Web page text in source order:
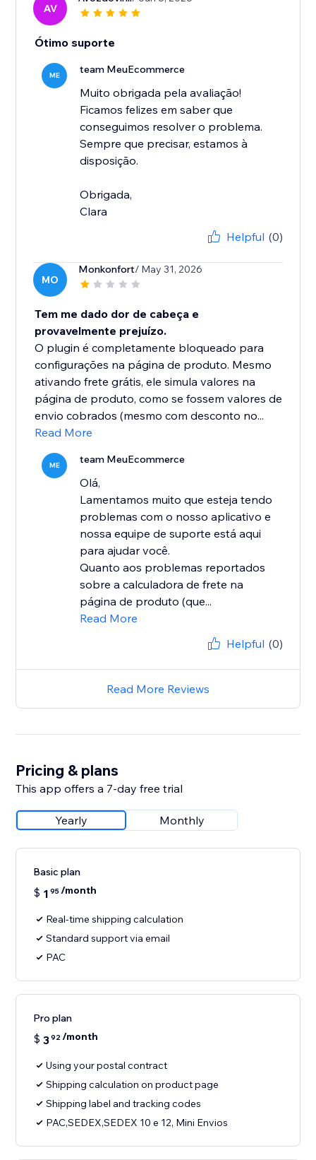
AV
Ótimo suporte
ME team MeuEcommerce
Muito obrigada pela avaliação!
Ficamos felizes em saber que
conseguimos resolver o problema.
Sempre que precisar, estamos à
disposição.
Obrigada,
Clara
Helpful (0)
MO
Monkonfort/ May 31, 2026
Tem me dado dor de cabeça e
provavelmente prejuízo.
O plugin é completamente bloqueado para
configurações na página de produto. Mesmo
ativando frete grátis, ele simula valores na
página de produto, como se fossem valores de
envio cobrados (mesmo com desconto no...
Read More
ME team MeuEcommerce
Olá,
Lamentamos muito que esteja tendo
problemas com o nosso aplicativo e
nossa equipe de suporte está aqui
para ajudar você.
Quanto aos problemas reportados
sobre a calculadora de frete na
página de produto (que...
Read More
Helpful (0)
Read More Reviews
Pricing & plans
This app offers a 7-day free trial
Yearly Monthly
Basic plan
$ 1 95/month
Real-time shipping calculation
Standard support via email
PAC
Pro plan
$ 392/month
Using your postal contract
Shipping calculation on product page
Shipping label and tracking codes
PAC,SEDEX,SEDEX 10 e 12, Mini Envios